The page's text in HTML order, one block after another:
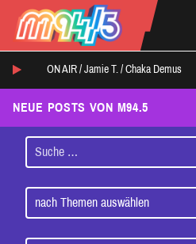
ON AIR / Jamie T. / Chaka Demus
NEUE POSTS VON M94.5